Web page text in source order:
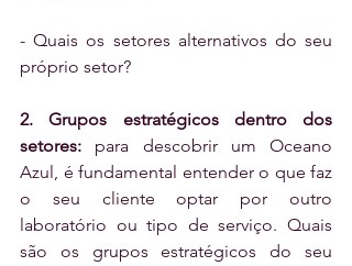
- Quais os setores alternativos do seu
próprio setor?
2. Grupos estratégicos dentro dos
setores: para descobrir um Oceano
Azul, é fundamental entender o que faz
o seu cliente optar por outro
laboratório ou tipo de serviço. Quais
são os grupos estratégicos do seu